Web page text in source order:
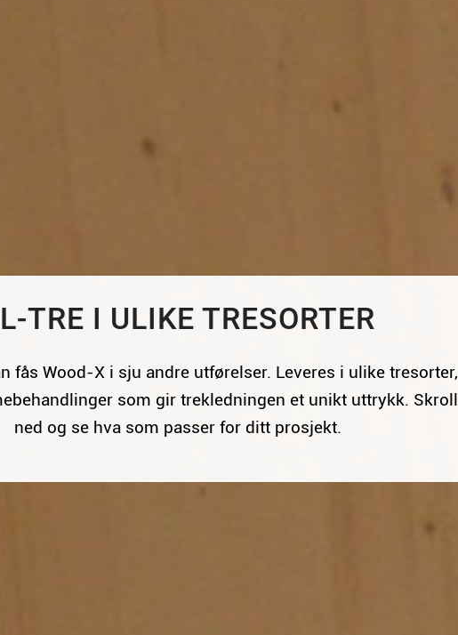
TRE I ULIKE TRESORTER
fås Wood-X i sju andre utførelser. Leveres i ulike tresorter,
som gir trekledningen et unikt uttrykk. Skroll
ned og se hva som passer for ditt prosjekt.